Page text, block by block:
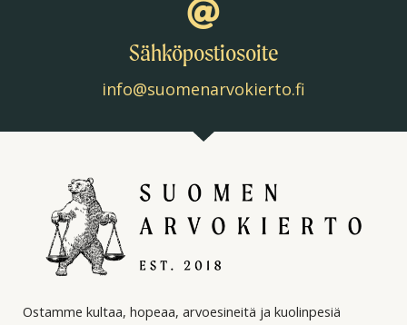
Sähköpostiosoite
info@suomenarvokierto.fi
Ostamme kultaa, hopeaa, arvoesineitä ja kuolinpesiä